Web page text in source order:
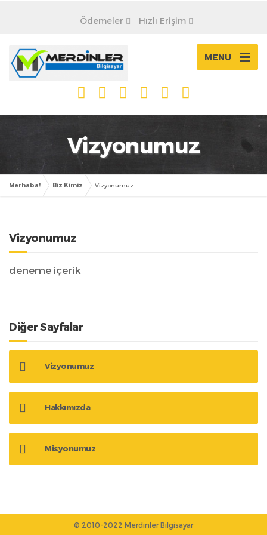
Ödemeler Hızlı Erişim
MENU
Vizyonumuz
Merhaba! Biz Kimiz Vizyonumuz
Vizyonumuz
deneme içerik
Diğer Sayfalar
Vizyonumuz
Hakkımızda
Misyonumuz
© 2010-2022 Merdinler Bilgisayar